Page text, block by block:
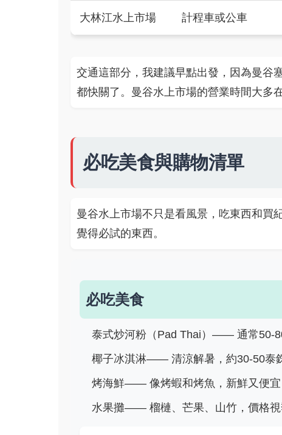
大林江水上市場 計程車或公車
交通這部分，我建議早點出發，因為曼谷
都快關了。曼谷水上市場的營業時間大多
必吃美食與購物清單
曼谷水上市場不只是看風景，吃東西和買
覺得必試的東西。
必吃美食
泰式炒河粉（Pad Thai）—— 通常50-
椰子冰淇淋—— 清涼解暑，約30-50泰
烤海鮮—— 像烤蝦和烤魚，新鮮又便宜
水果攤—— 榴槤、芒果、山竹，價格視